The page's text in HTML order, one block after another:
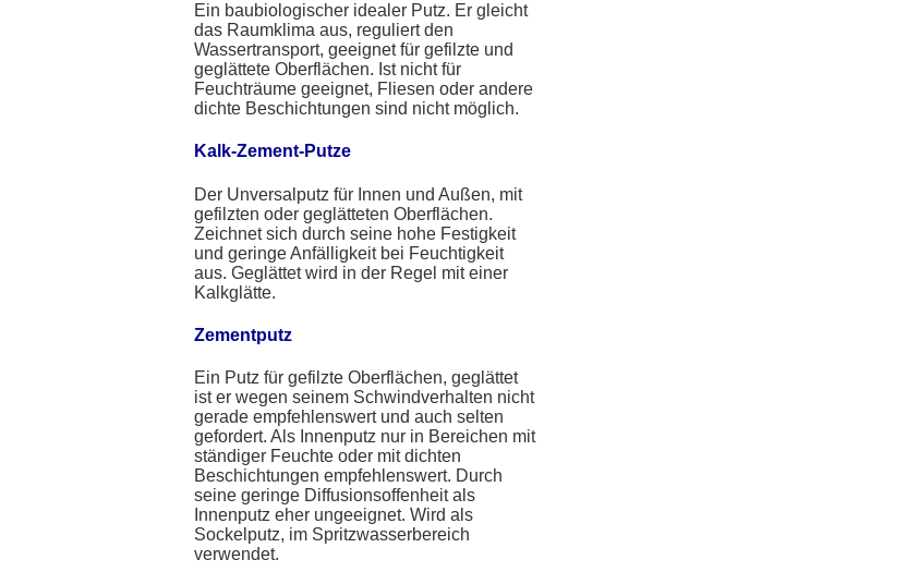
Ein baubiologischer idealer Putz. Er gleicht
das Raumklima aus, reguliert den
Wassertransport, geeignet für gefilzte und
geglättete Oberflächen. Ist nicht für
Feuchträume geeignet, Fliesen oder andere
dichte Beschichtungen sind nicht möglich.
Kalk-Zement-Putze
Der Unversalputz für Innen und Außen, mit
gefilzten oder geglätteten Oberflächen.
Zeichnet sich durch seine hohe Festigkeit
und geringe Anfälligkeit bei Feuchtigkeit
aus. Geglättet wird in der Regel mit einer
Kalkglätte.
Zementputz
Ein Putz für gefilzte Oberflächen, geglättet
ist er wegen seinem Schwindverhalten nicht
gerade empfehlenswert und auch selten
gefordert. Als Innenputz nur in Bereichen mit
ständiger Feuchte oder mit dichten
Beschichtungen empfehlenswert. Durch
seine geringe Diffusionsoffenheit als
Innenputz eher ungeeignet. Wird als
Sockelputz, im Spritzwasserbereich
verwendet.